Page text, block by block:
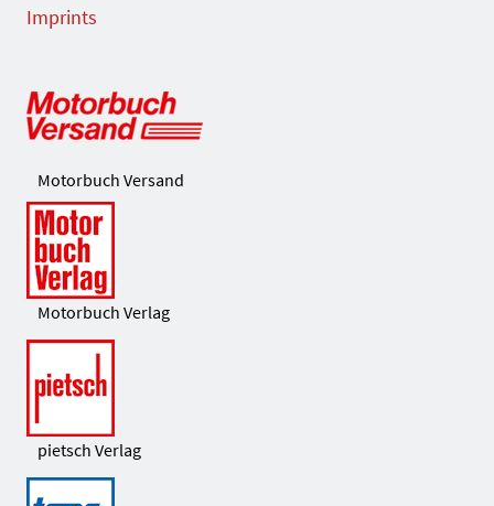
Imprints
Motorbuch Versand
Motorbuch Verlag
pietsch Verlag